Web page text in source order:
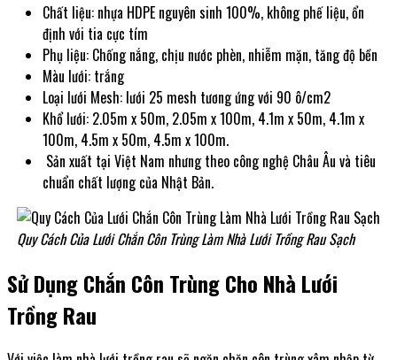
Chất liệu: nhựa HDPE nguyên sinh 100%, không phế liệu, ổn
định với tia cực tím
Phụ liệu: Chống nắng, chịu nước phèn, nhiễm mặn, tăng độ bền
Màu lưới: trắng
Loại lưới Mesh: lưới 25 mesh tương ứng với 90 ô/cm2
Khổ lưới: 2.05m x 50m, 2.05m x 100m, 4.1m x 50m, 4.1m x
100m, 4.5m x 50m, 4.5m x 100m.
Sản xuất tại Việt Nam nhưng theo công nghệ Châu Âu và tiêu
chuẩn chất lượng của Nhật Bản.
Quy Cách Của Lưới Chắn Côn Trùng Làm Nhà Lưới Trồng Rau Sạch
Sử Dụng Chắn Côn Trùng Cho Nhà Lưới
Trồng Rau